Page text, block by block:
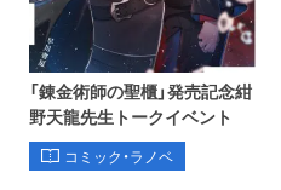
「錬金術師の聖櫃」発売記念紺
野天龍先生トークイベント
コミック・ラノベ